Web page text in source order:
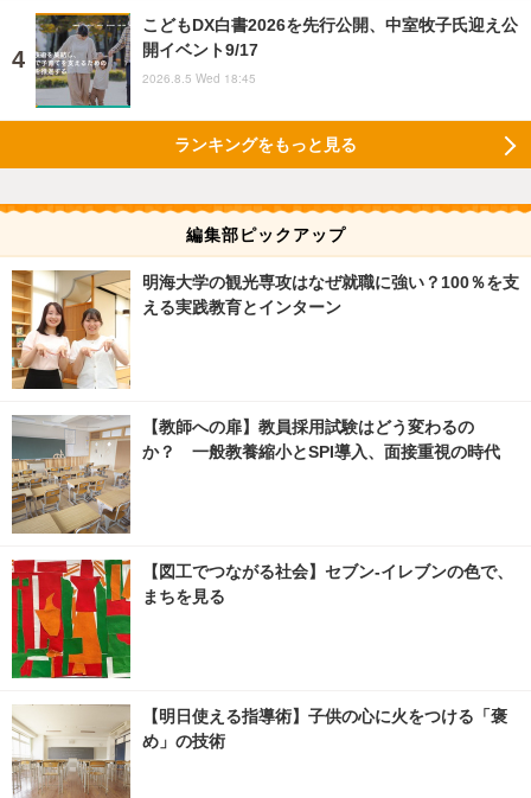
こどもDX白書2026を先行公開、中室牧子氏迎え公
開イベント9/17
2026.8.5 Wed 18:45
ランキングをもっと見る
編集部ピックアップ
明海大学の観光専攻はなぜ就職に強い？100％を支
える実践教育とインターン
【教師への扉】教員採用試験はどう変わるの
か？ 一般教養縮小とSPI導入、面接重視の時代
【図工でつながる社会】セブン‐イレブンの色で、
まちを見る
【明日使える指導術】子供の心に火をつける「褒
め」の技術